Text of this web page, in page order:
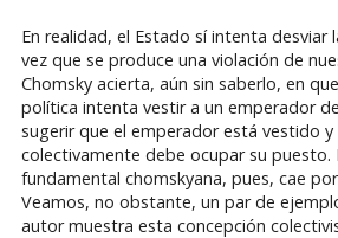
En realidad, el Estado sí intenta desviar
vez que se produce una violación de
Chomsky acierta, aún sin saberlo, en
política intenta vestir a un emperador
sugerir que el emperador está vestido y
colectivamente debe ocupar su puesto.
fundamental chomskyana, pues, cae
Veamos, no obstante, un par de
autor muestra esta concepción